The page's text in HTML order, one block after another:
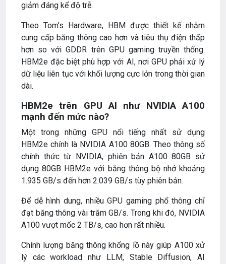
giảm đáng kể độ trễ.
Theo Tom’s Hardware, HBM được thiết kế nhằm
cung cấp băng thông cao hơn và tiêu thụ điện thấp
hơn so với GDDR trên GPU gaming truyền thống.
HBM2e đặc biệt phù hợp với AI, nơi GPU phải xử lý
dữ liệu liên tục với khối lượng cực lớn trong thời gian
dài.
HBM2e trên GPU AI như NVIDIA A100
mạnh đến mức nào?
Một trong những GPU nổi tiếng nhất sử dụng
HBM2e chính là NVIDIA A100 80GB. Theo thông số
chính thức từ NVIDIA, phiên bản A100 80GB sử
dụng 80GB HBM2e với băng thông bộ nhớ khoảng
1.935 GB/s đến hơn 2.039 GB/s tùy phiên bản.
Để dễ hình dung, nhiều GPU gaming phổ thông chỉ
đạt băng thông vài trăm GB/s. Trong khi đó, NVIDIA
A100 vượt mốc 2 TB/s, cao hơn rất nhiều.
Chính lượng băng thông khổng lồ này giúp A100 xử
lý các workload như LLM, Stable Diffusion, AI